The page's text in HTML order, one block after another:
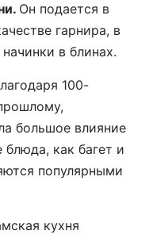
Он подается в
гарнира, в
в блинах.
100-
большое влияние
как багет и
популярными
кухня